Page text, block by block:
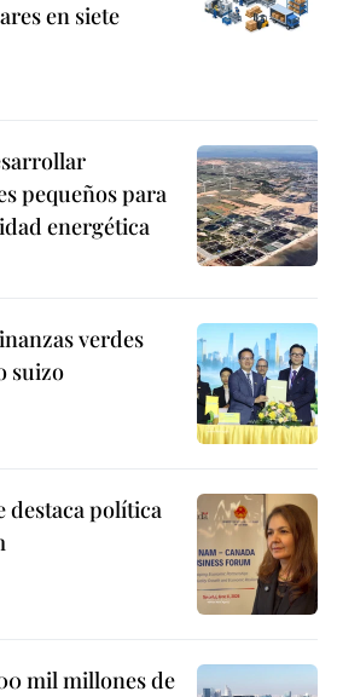
en siete
pequeños para
energética
verdes
suizo
destaca política
mil millones de